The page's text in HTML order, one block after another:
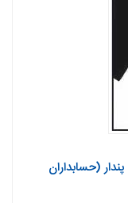
(حسابداران